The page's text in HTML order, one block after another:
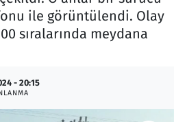
ile görüntülendi. Olay
sıralarında meydana
- 20:15